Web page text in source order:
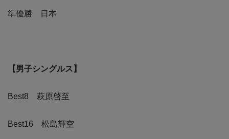
準優勝 日本
【男子シングルス】
Best8 萩原啓至
Best16 松島輝空